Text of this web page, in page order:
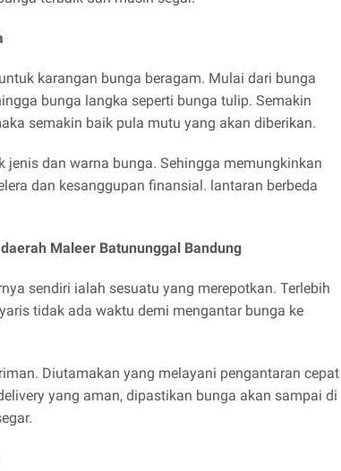
karangan bunga beragam. Mulai dari bunga
bunga langka seperti bunga tulip. Semakin
semakin baik pula mutu yang akan diberikan.
dan warna bunga. Sehingga memungkinkan
dan kesanggupan finansial. lantaran berbeda
Maleer Batununggal Bandung
sendiri ialah sesuatu yang merepotkan. Terlebih
tidak ada waktu demi mengantar bunga ke
Diutamakan yang melayani pengantaran cepat
yang aman, dipastikan bunga akan sampai di